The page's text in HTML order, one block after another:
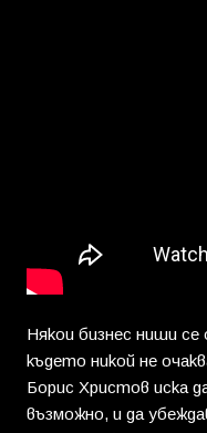
Някои бизнес ниши
където никой не
Борис Христов иска
възможно, и да